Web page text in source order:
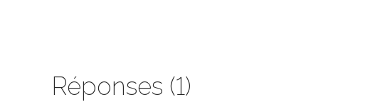
Réponses (1)